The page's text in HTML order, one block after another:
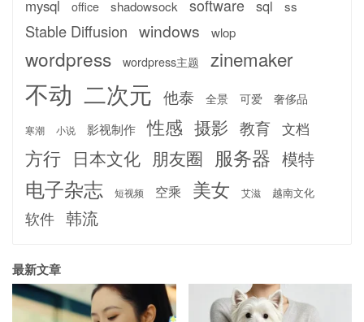
mysql office shadowsock software sql ss
Stable Diffusion windows wlop
wordpress wordpress主题 zinemaker
不动 二次元 他泰 全景 可爱 奢侈品
寒潮 小说 影视制作 性感 摄影 教育 文档
方行 日本文化 朋友圈 服务器 模特
电子杂志 短视频 空乘 美女 艾滋 越南文化
软件 韩流
最新文章